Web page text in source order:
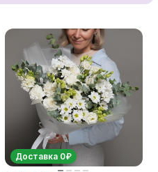
Доставка 0₽